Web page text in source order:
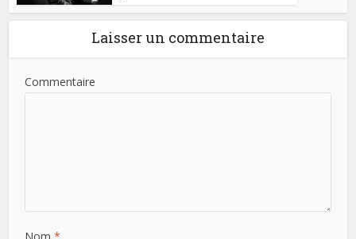
Laisser un commentaire
Commentaire
Nom*